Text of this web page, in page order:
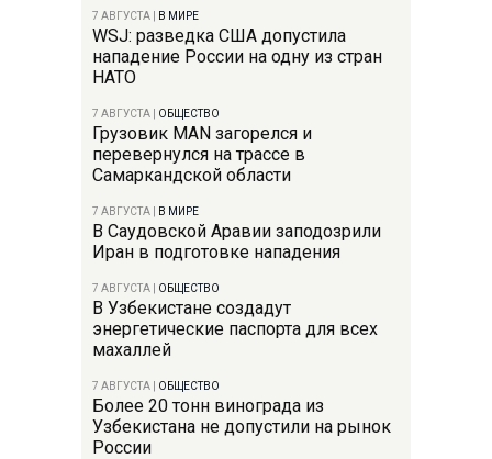
7 АВГУСТА В МИРЕ
WSJ: разведка США допустила
нападение России на одну из стран
НАТО
7 АВГУСТА ОБЩЕСТВО
Грузовик MAN загорелся и
перевернулся на трассе в
Самаркандской области
7 АВГУСТА В МИРЕ
В Саудовской Аравии заподозрили
Иран в подготовке нападения
7 АВГУСТА ОБЩЕСТВО
В Узбекистане создадут
энергетические паспорта для всех
махаллей
7 АВГУСТА ОБЩЕСТВО
Более 20 тонн винограда из
Узбекистана не допустили на рынок
России